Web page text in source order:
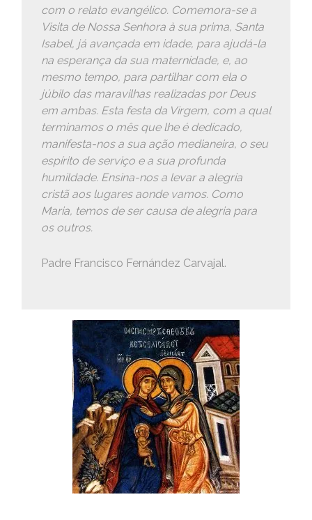
com o relato evangélico. Comemora-se a
Visita de Nossa Senhora à sua prima, Santa
Isabel, já avançada em idade, para ajudá-la
na esperança da sua maternidade, e, ao
mesmo tempo, para partilhar com ela o
júbilo das maravilhas realizadas por Deus
em ambas. Esta festa da Virgem, com a qual
terminamos o mês que lhe é dedicado,
manifesta-nos a sua ação medianeira, o seu
espírito de serviço e a sua profunda
humildade. Ensina-nos a levar a alegria
cristã aos lugares aonde vamos. Como
Maria, temos de ser causa de alegria para
os outros.
Padre Francisco Fernández Carvajal.